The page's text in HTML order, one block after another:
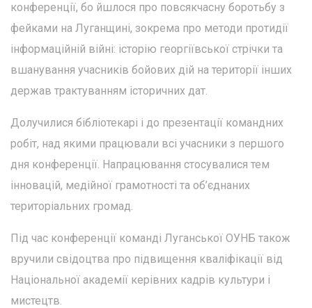
конференції, бо йшлося про повсякчасну боротьбу з
фейками на Луганщині, зокрема про методи протидії
інформаційній війні: історію георгіївської стрічки та
вшанування учасників бойових дій на території інших
держав трактуванням історичних дат.
Долучилися бібліотекарі і до презентації командних
робіт, над якими працювали всі учасники з першого
дня конференції. Напрацювання стосувалися тем
інновацій, медійної грамотності та об’єднаних
територіальних громад.
Під час конференції команді Луганської ОУНБ також
вручили свідоцтва про підвищення кваліфікації від
Національної академії керівних кадрів культури і
мистецтв.